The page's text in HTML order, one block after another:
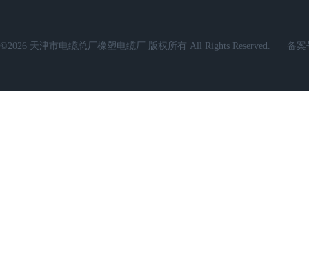
©2026 天津市电缆总厂橡塑电缆厂 版权所有 All Rights Reserved. 备案